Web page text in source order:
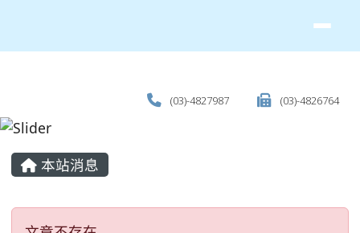
(03)-4827987 (03)-4826764
主內容區域
本站消息
文章不存在